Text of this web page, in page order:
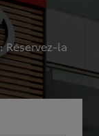
Réservez-la